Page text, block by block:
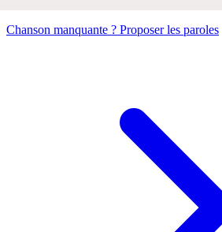
Chanson manquante ? Proposer les paroles